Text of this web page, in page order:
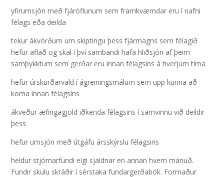
yfirumsjón með fjáröflunum sem framkvæmdar eru í nafni
félags eða deilda
tekur ákvörðum um skiptingu þess fjármagns sem félagið
hefur aflað og skal í því sambandi hafa hliðsjón af þeim
samþykktum sem gerðar eru innan félagsins á hverjum tíma
hefur úrskurðarvald í ágreiningsmálum sem upp kunna að
koma innan félagsins
ákveður æfingagjöld iðkenda félagsins í samvinnu við deildir
þess
hefur umsjón með útgáfu ársskýrslu félagsins
heldur stjórnarfundi eigi sjaldnar en annan hvern mánuð.
Fundir skulu skráðir í sérstaka fundargerðabók. Formaður